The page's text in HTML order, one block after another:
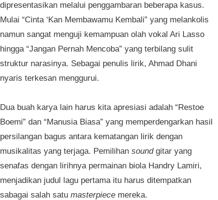
dipresentasikan melalui penggambaran beberapa kasus.
Mulai “Cinta ‘Kan Membawamu Kembali” yang melankolis
namun sangat menguji kemampuan olah vokal Ari Lasso
hingga “Jangan Pernah Mencoba” yang terbilang sulit
struktur narasinya. Sebagai penulis lirik, Ahmad Dhani
nyaris terkesan menggurui.
Dua buah karya lain harus kita apresiasi adalah “Restoe
Boemi” dan “Manusia Biasa” yang memperdengarkan hasil
persilangan bagus antara kematangan lirik dengan
musikalitas yang terjaga. Pemilihan soundgitar yang
senafas dengan lirihnya permainan biola Handry Lamiri,
menjadikan judul lagu pertama itu harus ditempatkan
sabagai salah satu masterpiece mereka.